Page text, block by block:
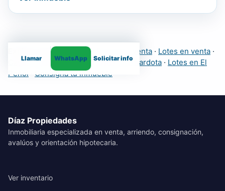
Llamar WhatsApp Solicitar info
Explora más inmuebles: Fincas en venta · Lotes en venta ·
Casas·Apartamentos· Fincas en Girardota · Lotes en El
Peñol
Consigna tu inmueble
Díaz Propiedades
Inmobiliaria especializada en venta, arriendo, consignación,
avalúos y orientación hipotecaria.
Ver inventario